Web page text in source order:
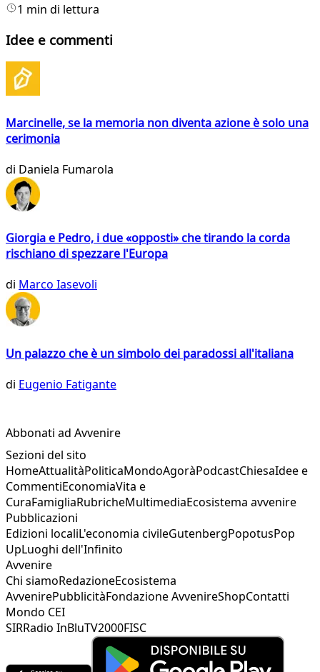
1 min di lettura
Idee e commenti
Marcinelle, se la memoria non diventa azione è solo una
cerimonia
di Daniela Fumarola
Giorgia e Pedro, i due «opposti» che tirando la corda
rischiano di spezzare l'Europa
di Marco Iasevoli
Un palazzo che è un simbolo dei paradossi all'italiana
di Eugenio Fatigante
Abbonati ad Avvenire
Sezioni del sito
HomeAttualitàPoliticaMondoAgoràPodcastChiesaIdee e
CommentiEconomiaVita e
CuraFamigliaRubricheMultimediaEcosistema avvenire
Pubblicazioni
Edizioni localiL'economia civileGutenbergPopotusPop
UpLuoghi dell'Infinito
Avvenire
Chi siamoRedazioneEcosistema
AvvenirePubblicitàFondazione AvvenireShopContatti
Mondo CEI
SIRRadio InBluTV2000FISC